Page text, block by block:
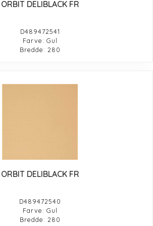
ORBIT DELIBLACK FR
D489472541
Farve: Gul
Bredde: 280
ORBIT DELIBLACK FR
D489472540
Farve: Gul
Bredde: 280